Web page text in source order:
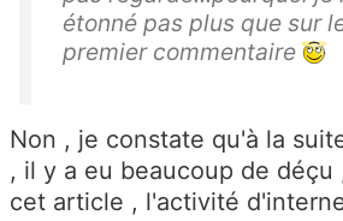
étonné pas plus que sur
premier commentaire
Non , je constate qu'à la
, il y a eu beaucoup de déçu
cet article , l'activité